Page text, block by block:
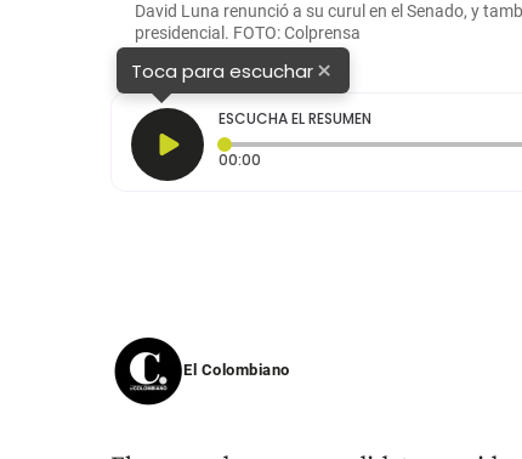
David Luna renunció a su curul en el Senado, y
presidencial. FOTO: Colprensa
Toca para escuchar×
ESCUCHA EL RESUMEN
00:00
El Colombiano